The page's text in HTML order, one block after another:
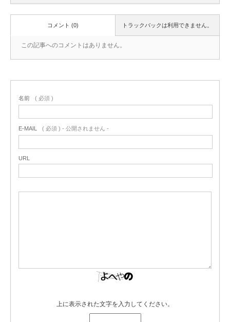
トラックバックは利用できません。
コメント (0)
この記事へのコメントはありません。
名前 ( 必須 )
E-MAIL ( 必須 ) - 公開されません -
URL
上に表示された文字を入力してください。